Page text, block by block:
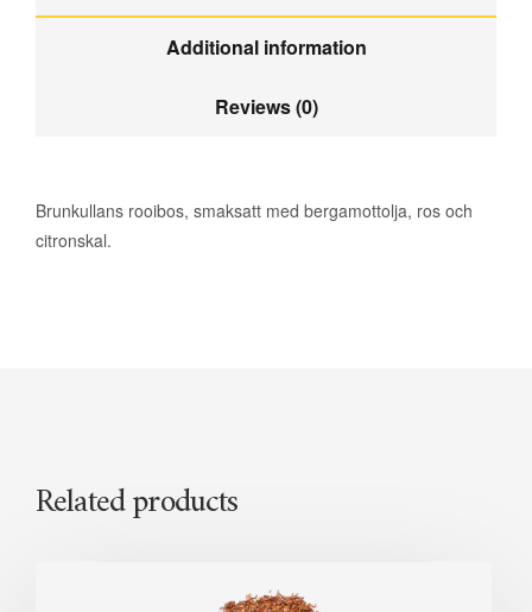
Additional information
Reviews (0)
Brunkullans rooibos, smaksatt med bergamottolja, ros och
citronskal.
Related products